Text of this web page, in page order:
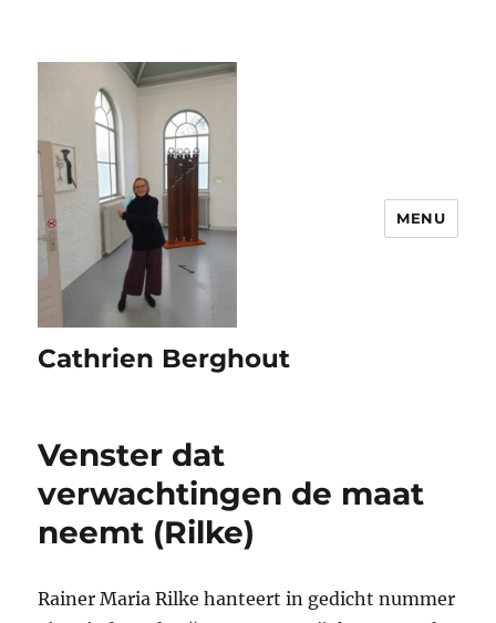
Cathrien Berghout
MENU
Venster dat
verwachtingen de maat
neemt (Rilke)
Rainer Maria Rilke hanteert in gedicht nummer